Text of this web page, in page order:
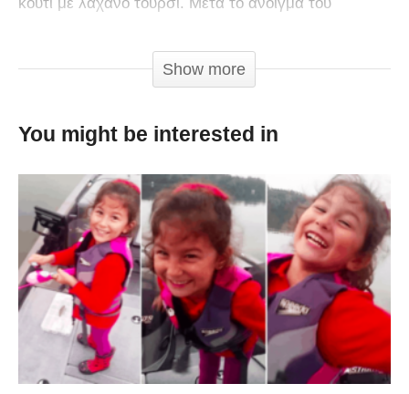
κουτί με λάχανο τουρσί. Μετά το άνοιγμα του
Show more
You might be interested in